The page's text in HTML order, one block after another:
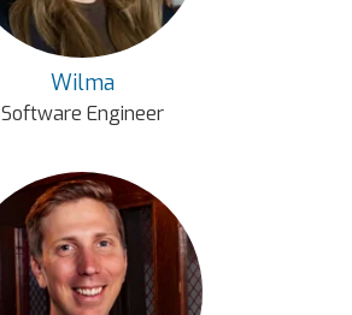
Wilma
Software Engineer